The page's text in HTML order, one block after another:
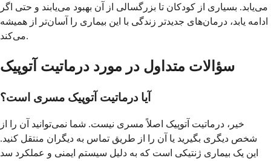
می‌یابد. بسیاری از کودکان تا بزرگسالی از آن بهبود می‌یابند و حتی اگر
ادامه یابد، درمان‌های جدیدتر زندگی با این بیماری را آسان‌تر از همیشه
می‌کند.
سؤالات متداول در مورد درماتیت آتوپیک
آیا درماتیت آتوپیک مسری است؟
خیر، درماتیت آتوپیک اصلاً مسری نیست. شما نمی‌توانید آن را از
شخص دیگری بگیرید یا آن را از طریق تماس به دیگران منتقل کنید.
این یک بیماری ژنتیکی است که به دلیل سیستم ایمنی و عملکرد سد